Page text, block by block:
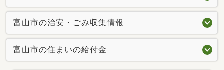
富山市の治安・ごみ収集情報
富山市の住まいの給付金